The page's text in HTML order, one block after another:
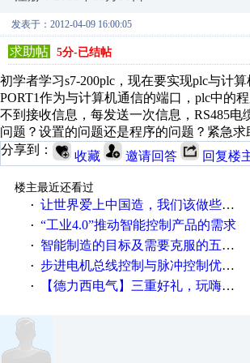
发表于：2012-04-09 16:00:05
求助帖
5分-已结帖
初学者学习s7-200plc，现在要实现plc与计
PORT1作为与计算机通信的端口，plc中的
不到接收信息，每发送一次信息，RS485
问题？设置的问题还是程序的问题？紧急求
分享到：
收藏 邀请回答 回复楼
楼主最近还看过
· 让世界爱上中国造，我们该做些什么
· “工业4.0”推动智能控制产品的需求
· 智能制造的目标及需要克服的五个障碍
· 步进电机总线控制与脉冲控制优缺点
· 【德力西电气】三重好礼，玩嗨夏日！